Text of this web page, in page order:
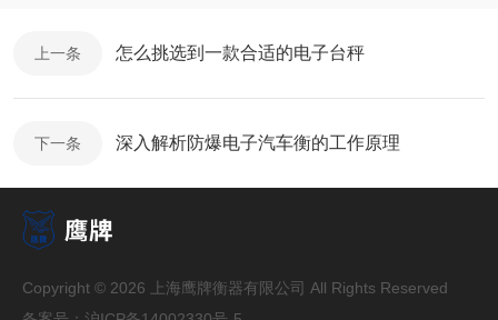
上一条 怎么挑选到一款合适的电子台秤
下一条 深入解析防爆电子汽车衡的工作原理
Copyright © 2026 上海鹰牌衡器有限公司 All Rights Reserved